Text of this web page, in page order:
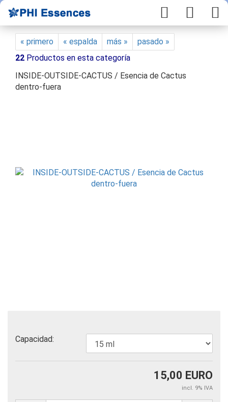
« primero « espalda más »
pasado »
22 Productos en esta categoría
INSIDE-OUTSIDE-CACTUS / Esencia de Cactus
dentro-fuera
Capacidad:
15,00 EURO
incl. 9% IVA